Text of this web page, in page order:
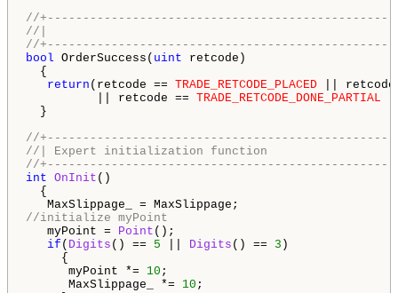
//
//|
//
bool OrderSuccess( uint retcode)
{
return (retcode == TRADE_RETCODE_PLACED ||
|| retcode == TRADE_RETCODE_DONE_PARTIAL
}
//
//| Expert initialization function
//
int OnInit ()
{
//initialize myPoint
myPoint = Point ();
if ( Digits () == 5 Digits () == 3 )
{
myPoint *= 10 ;
MaxSlippage_ *= 10 ;